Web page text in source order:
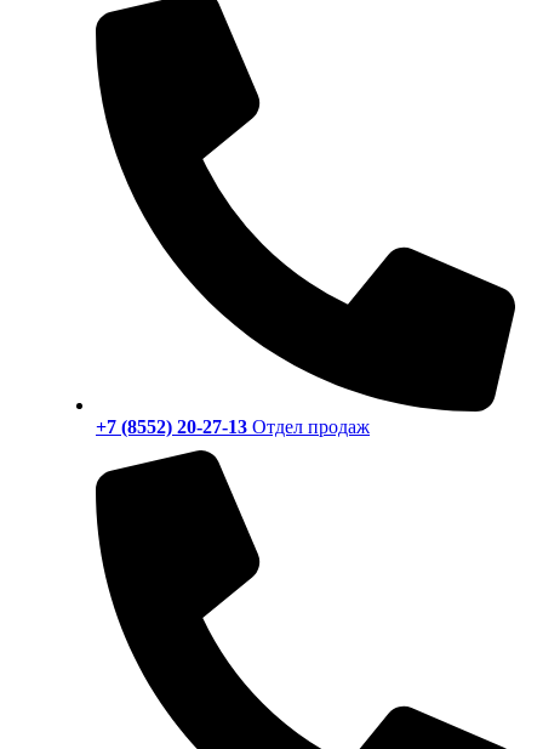
+7 (8552) 20-27-13 Отдел продаж